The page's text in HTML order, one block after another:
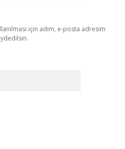
için adım, e-posta adresim